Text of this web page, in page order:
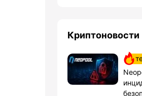
Криптоновости